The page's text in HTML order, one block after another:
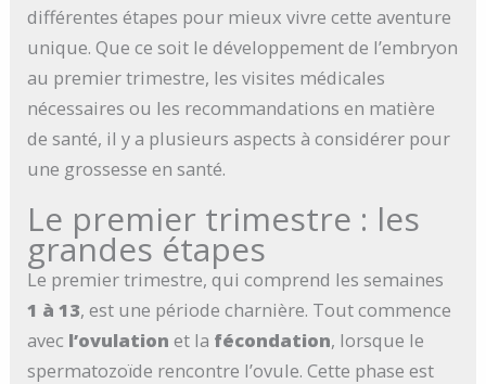
différentes étapes pour mieux vivre cette aventure
unique. Que ce soit le développement de l’embryon
au premier trimestre, les visites médicales
nécessaires ou les recommandations en matière
de santé, il y a plusieurs aspects à considérer pour
une grossesse en santé.
Le premier trimestre : les
grandes étapes
Le premier trimestre, qui comprend les semaines
1 à 13, est une période charnière. Tout commence
avec l’ovulation et la fécondation, lorsque le
spermatozoïde rencontre l’ovule. Cette phase est